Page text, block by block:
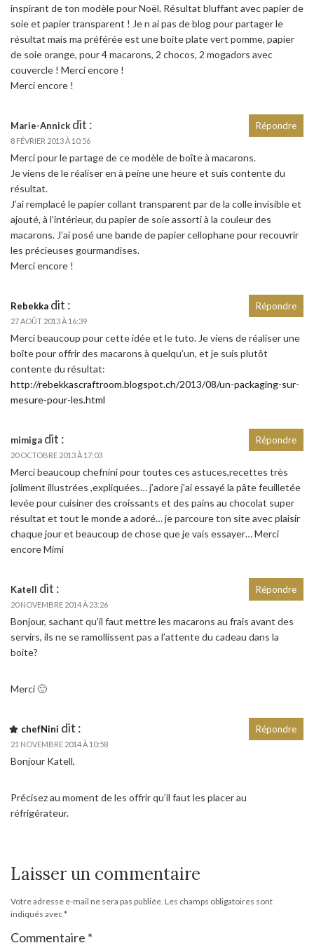
inspirant de ton modèle pour Noël. Résultat bluffant avec papier de
soie et papier transparent ! Je n ai pas de blog pour partager le
résultat mais ma préférée est une boite plate vert pomme, papier
de soie orange, pour 4 macarons, 2 chocos, 2 mogadors avec
couvercle ! Merci encore !
Merci encore !
Marie-Annick dit :
8 FÉVRIER 2013 À 10:56
Merci pour le partage de ce modèle de boîte à macarons.
Je viens de le réaliser en à peine une heure et suis contente du
résultat.
J’ai remplacé le papier collant transparent par de la colle invisible et
ajouté, à l’intérieur, du papier de soie assorti à la couleur des
macarons. J’ai posé une bande de papier cellophane pour recouvrir
les précieuses gourmandises.
Merci encore !
Répondre
Rebekka dit :
27 AOÛT 2013 À 16:39
Merci beaucoup pour cette idée et le tuto. Je viens de réaliser une
boîte pour offrir des macarons à quelqu’un, et je suis plutôt
contente du résultat:
http://rebekkascraftroom.blogspot.ch/2013/08/un-packaging-sur-
mesure-pour-les.html
Répondre
mimiga dit :
20 OCTOBRE 2013 À 17:03
Merci beaucoup chefnini pour toutes ces astuces,recettes très
joliment illustrées ,expliquées… j’adore j’ai essayé la pâte feuilletée
levée pour cuisiner des croissants et des pains au chocolat super
résultat et tout le monde a adoré… je parcoure ton site avec plaisir
chaque jour et beaucoup de chose que je vais essayer… Merci
encore Mimi
Répondre
Katell dit :
20 NOVEMBRE 2014 À 23:26
Bonjour, sachant qu’il faut mettre les macarons au frais avant des
servirs, ils ne se ramollissent pas a l’attente du cadeau dans la
boite?
Merci 🙂
Répondre
chefNini dit :
21 NOVEMBRE 2014 À 10:58
Bonjour Katell,
Précisez au moment de les offrir qu’il faut les placer au
réfrigérateur.
Répondre
Laisser un commentaire
Votre adresse e-mail ne sera pas publiée. Les champs obligatoires sont
indiqués avec*
Commentaire *